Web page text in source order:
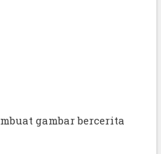
gambar bercerita